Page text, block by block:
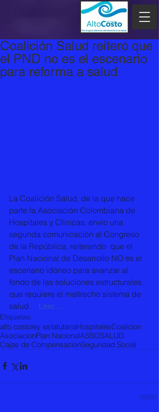
Coalición Salud reiteró que
el PND no es el escenario
para reforma a salud
La Coalición Salud, de la que hace
parte la Asociación Colombiana de
Hospitales y Clínicas, envío una
segunda comunicación al Congreso
de la República, reiterando  que el
Plan Nacional de Desarrollo NO es el
escenario idóneo para avanzar al
fondo de las soluciones estructurales
que requiere el maltrecho sistema de
salud.
Leer.....
Etiquetas:
alto costoley estatutariaHospitalesCoalicion
AsociacionPlan NacionalASSOSALUD
Cajas de CompensacionSeguridad Social